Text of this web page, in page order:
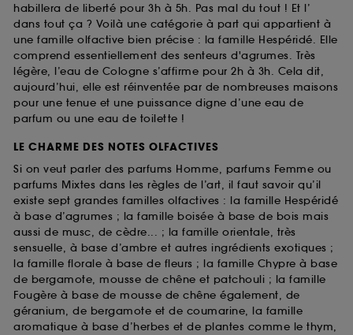
habillera de liberté pour 3h à 5h. Pas mal du tout ! Et l’
dans tout ça ? Voilà une catégorie à part qui appartient à
une famille olfactive bien précise : la famille Hespéridé. Elle
comprend essentiellement des senteurs d'agrumes. Très
légère, l’eau de Cologne s’affirme pour 2h à 3h. Cela dit,
aujourd’hui, elle est réinventée par de nombreuses maisons
pour une tenue et une puissance digne d’une eau de
parfum ou une eau de toilette !
LE CHARME DES NOTES OLFACTIVES
Si on veut parler des parfums Homme, parfums Femme ou
parfums Mixtes dans les règles de l’art, il faut savoir qu’il
existe sept grandes familles olfactives : la famille Hespéridé
à base d’agrumes ; la famille boisée à base de bois mais
aussi de musc, de cèdre... ; la famille orientale, très
sensuelle, à base d’ambre et autres ingrédients exotiques ;
la famille florale à base de fleurs ; la famille Chypre à base
de bergamote, mousse de chêne et patchouli ; la famille
Fougère à base de mousse de chêne également, de
géranium, de bergamote et de coumarine, la famille
aromatique à base d’herbes et de plantes comme le thym,